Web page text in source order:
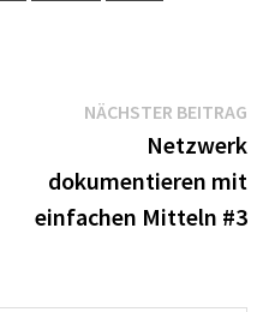
NÄCHSTER BEITRAG
Netzwerk
dokumentieren mit
einfachen Mitteln #3